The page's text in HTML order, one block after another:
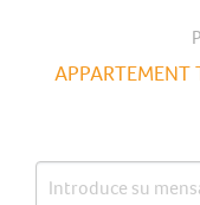
APPARTEMENT